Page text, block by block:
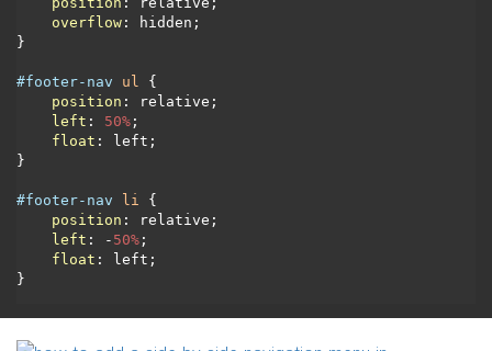
overflow : hidden;
}
#footer-nav ul {
position : relative;
left : 50% ;
float : left;
}
#footer-nav li {
position : relative;
left : - 50% ;
float : left;